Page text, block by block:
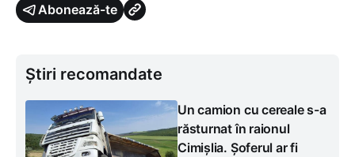
Abonează-te
Știri recomandate
Un camion cu cereale s-a
răsturnat în raionul
Cimișlia. Șoferul ar fi